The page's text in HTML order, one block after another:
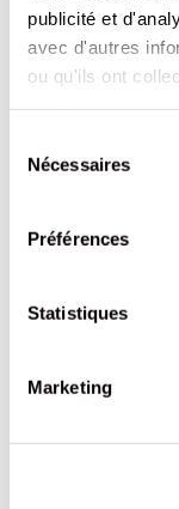
publicité et
avec d'autres
ou qu'ils ont
Nécessaires
Préférences
Statistiques
Marketing
DOCUMENTATION
PRODUITS QUI
INTERESSER
SCHT